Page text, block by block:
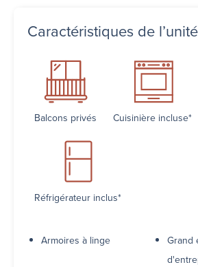
Caractéristiques de l’unité
Balcons privés Cuisinière incluse*
Réfrigérateur inclus*
Armoires à linge
Grand